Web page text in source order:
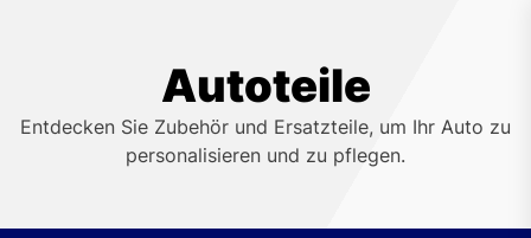
Autoteile
Entdecken Sie Zubehör und Ersatzteile, um Ihr Auto zu
personalisieren und zu pflegen.